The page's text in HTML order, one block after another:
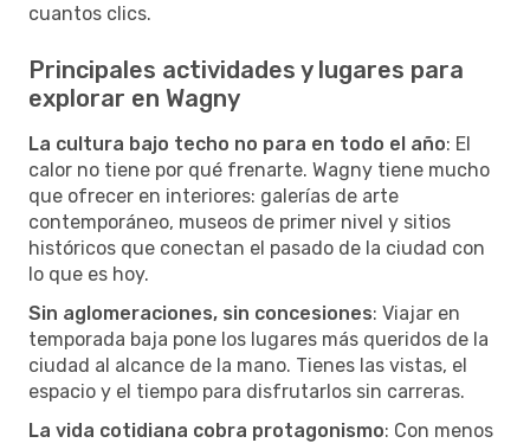
cuantos clics.
Principales actividades y lugares para
explorar en Wagny
La cultura bajo techo no para en todo el año: El
calor no tiene por qué frenarte. Wagny tiene mucho
que ofrecer en interiores: galerías de arte
contemporáneo, museos de primer nivel y sitios
históricos que conectan el pasado de la ciudad con
lo que es hoy.
Sin aglomeraciones, sin concesiones: Viajar en
temporada baja pone los lugares más queridos de la
ciudad al alcance de la mano. Tienes las vistas, el
espacio y el tiempo para disfrutarlos sin carreras.
La vida cotidiana cobra protagonismo: Con menos